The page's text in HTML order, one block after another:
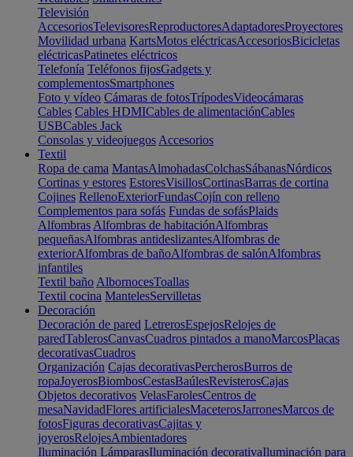
Televisión
AccesoriosTelevisoresReproductoresAdaptadoresProyectores
Movilidad urbana KartsMotos eléctricasAccesoriosBicicletas
eléctricasPatinetes eléctricos
Telefonía Teléfonos fijosGadgets y
complementosSmartphones
Foto y vídeo Cámaras de fotosTrípodesVideocámaras
Cables Cables HDMICables de alimentaciónCables
USBCables Jack
Consolas y videojuegos Accesorios
Textil
Ropa de cama MantasAlmohadasColchasSábanasNórdicos
Cortinas y estores EstoresVisillosCortinasBarras de cortina
Cojines RellenoExteriorFundasCojín con relleno
Complementos para sofás Fundas de sofásPlaids
Alfombras Alfombras de habitaciónAlfombras
pequeñasAlfombras antideslizantesAlfombras de
exteriorAlfombras de bañoAlfombras de salónAlfombras
infantiles
Textil baño AlbornocesToallas
Textil cocina MantelesServilletas
Decoración
Decoración de pared LetrerosEspejosRelojes de
paredTablerosCanvasCuadros pintados a manoMarcosPlacas
decorativasCuadros
Organización Cajas decorativasPercherosBurros de
ropaJoyerosBiombosCestasBaúlesRevisterosCajas
Objetos decorativos VelasFarolesCentros de
mesaNavidadFlores artificialesMaceterosJarronesMarcos de
fotosFiguras decorativasCajitas y
joyerosRelojesAmbientadores
Iluminación LámparasIluminación decorativaIluminación para